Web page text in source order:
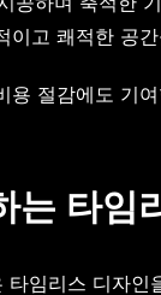
이고 쾌적한 공
절감에도 기
는 타임
임리스 디자